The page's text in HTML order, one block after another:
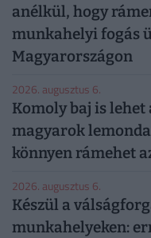
anélkül, hogy
munkahelyi fogás
Magyarországon
2026. augusztus 6.
Komoly baj is lehet
magyarok
könnyen rámehet
2026. augusztus 6.
Készül a
munkahelyeken: